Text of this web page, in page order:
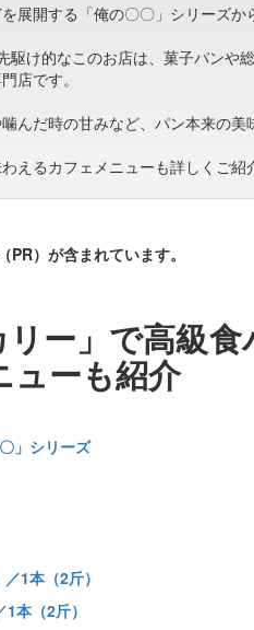
展開する「俺の〇〇」シリーズか
け的なこのお店は、菓子パンや
店です。
んだ時の甘みなど、パン本来の美
えるカフェメニューも詳しくご紹
）が含まれています。
リー」で高級
ューも紹介
」シリーズ
1本（2斤）
本（2斤）